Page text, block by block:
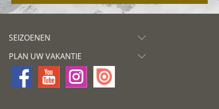
SEIZOENEN
PLAN UW VAKANTIE